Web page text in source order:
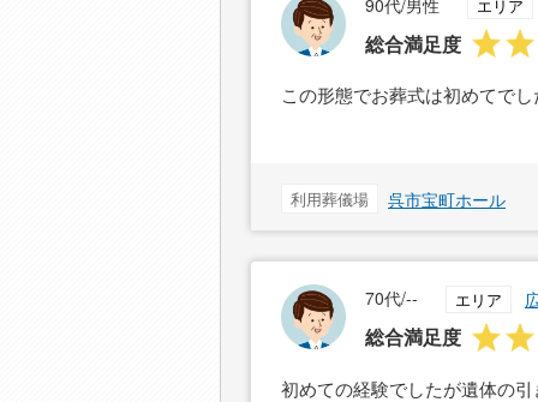
エリア
総合満足度
この形態でお葬式は初めてで
利用葬儀場 呉市宝町ホール
70代/-- エリア
総合満足度
初めての経験でしたが遺体の